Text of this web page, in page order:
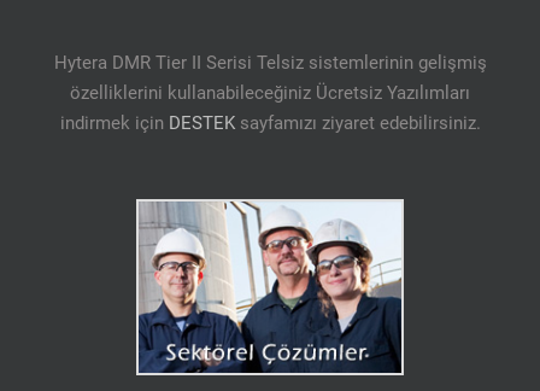
Hytera DMR Tier II Serisi Telsiz sistemlerinin gelişmiş
özelliklerini kullanabileceğiniz Ücretsiz Yazılımları
indirmek için DESTEKsayfamızı ziyaret edebilirsiniz.